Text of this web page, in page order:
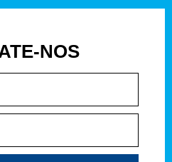
NOS